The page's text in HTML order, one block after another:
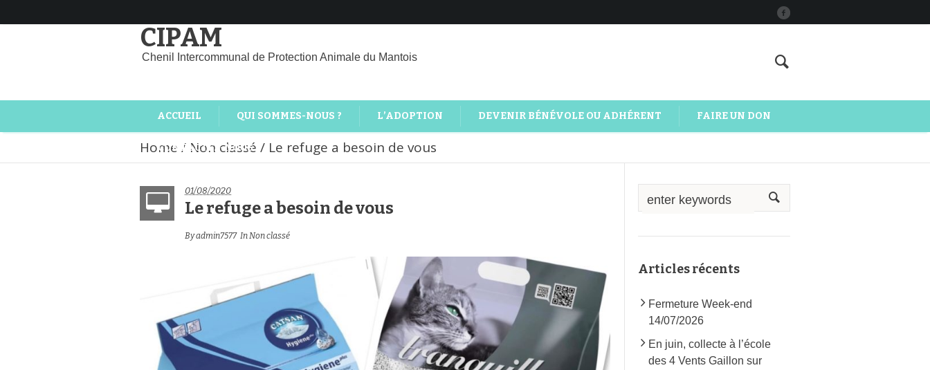
CIPAM
Chenil Intercommunal de Protection Animale du Mantois
ACCUEIL QUI SOMMES-NOUS ? L’ADOPTION DEVENIR BÉNÉVOLE OU ADHÉRENT FAIRE UN DON
CONTACTEZ-NOUS
Home / Non classé / Le refuge a besoin de vous
01/08/2020
Le refuge a besoin de vous
Byadmin7577 InNon classé
Articles récents
Fermeture Week-end
14/07/2026
En juin, collecte à l’école
des 4 Vents Gaillon sur